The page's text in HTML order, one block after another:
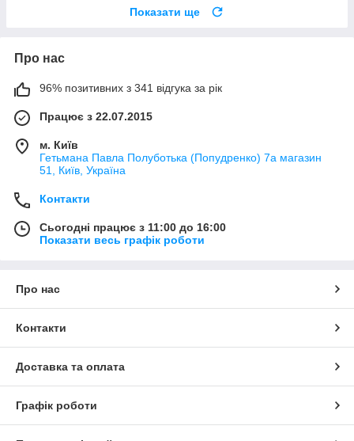
Показати ще
Про нас
96% позитивних з 341 відгука за рік
Працює з 22.07.2015
м. Київ
Гетьмана Павла Полуботька (Попудренко) 7а магазин
51, Київ, Україна
Контакти
Сьогодні працює з 11:00 до 16:00
Показати весь графік роботи
Про нас
Контакти
Доставка та оплата
Графік роботи